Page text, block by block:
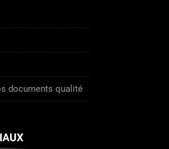
documents qualité